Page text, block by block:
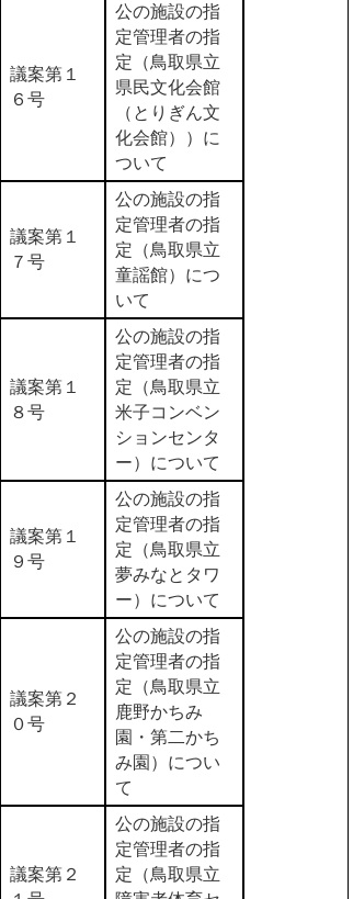
議案第１
６号
公の施設の指
定管理者の指
定（鳥取県立
県民文化会館
（とりぎん文
化会館））に
ついて
議案第１
７号
公の施設の指
定管理者の指
定（鳥取県立
童謡館）につ
いて
議案第１
８号
公の施設の指
定管理者の指
定（鳥取県立
米子コンベン
ションセンタ
ー）について
議案第１
９号
公の施設の指
定管理者の指
定（鳥取県立
夢みなとタワ
ー）について
議案第２
０号
公の施設の指
定管理者の指
定（鳥取県立
鹿野かちみ
園・第二かち
み園）につい
て
議案第２
公の施設の指
定管理者の指
定（鳥取県立